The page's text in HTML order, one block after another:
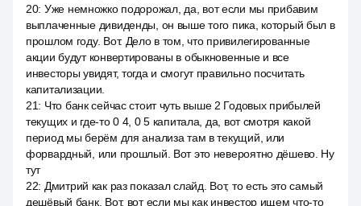
20: Уже немножко подорожал, да, вот если мы прибавим
выплаченные дивиденды, он выше того пика, который был в
прошлом году. Вот. Дело в том, что привилегированные
акции будут конвертированы в обыкновенные и все
инвесторы увидят, тогда и смогут правильно посчитать
капитализации.
21: Что банк сейчас стоит чуть выше 2 Годовых прибылей
текущих и где-то 0 4, 0 5 капитала, да, вот смотря какой
период мы берём для анализа там в текущий, или
форвардный, или прошлый. Вот это невероятно дёшево. Ну
тут
22: Дмитрий как раз показал слайд. Вот, то есть это самый
дешёвый банк. Вот, вот если мы как инвестор ищем что-то